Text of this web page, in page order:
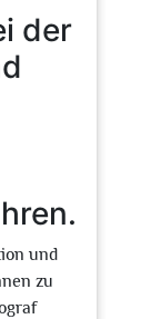
der
und
zu